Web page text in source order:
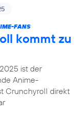
FANS
kommt zu
ist der
Anime-
Crunchyroll direkt